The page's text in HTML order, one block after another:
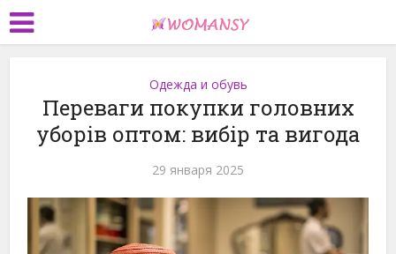
Одежда и обувь
Переваги покупки головних
уборів оптом: вибір та вигода
29 января 2025